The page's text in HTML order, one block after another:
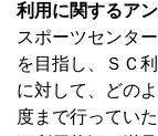
利用に関するア
スポーツセンタ
を目指し、ＳＣ
に対して、どの
度まで行ってい